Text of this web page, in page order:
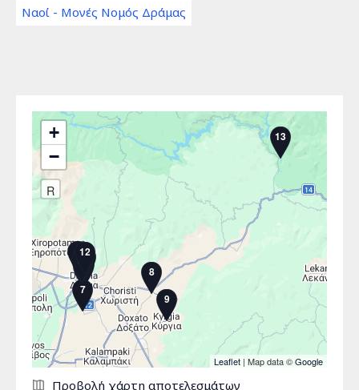
Ναοί - Μονές Νομός Δράμας
2
346
7
8
9
10
11
12
13
+
−
R
Leaflet | Map data ©Google
Σελίδες
Προβολή χάρτη αποτελεσμάτων